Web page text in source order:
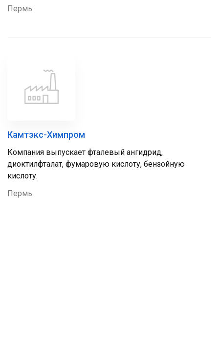
Пермь
Камтэкс-Химпром
Компания выпускает фталевый ангидрид,
диоктилфталат, фумаровую кислоту, бензойную
кислоту.
Пермь